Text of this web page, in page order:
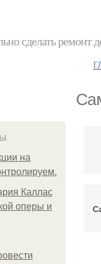
сделать ремонт
на
Каллас
оперы и